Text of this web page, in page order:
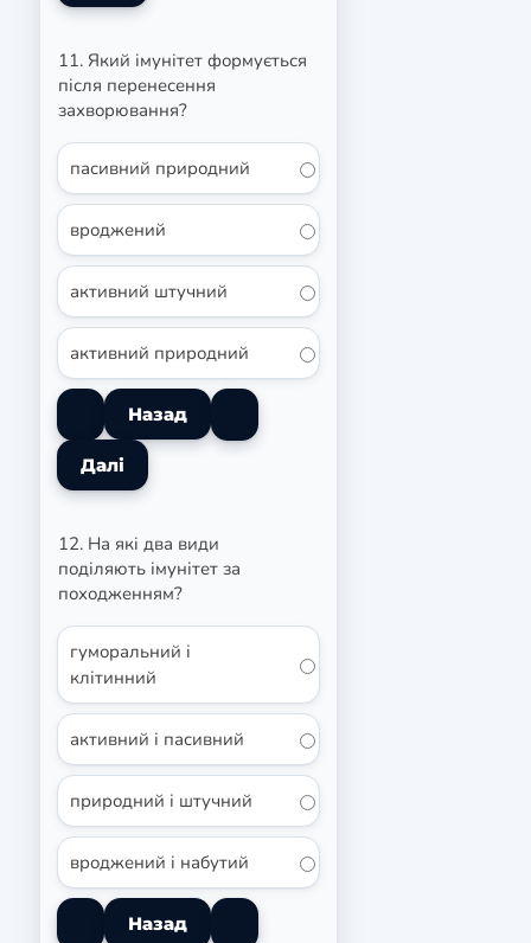
11. Який імунітет формується
після перенесення
захворювання?
пасивний природний
вроджений
активний штучний
активний природний
12. На які два види
поділяють імунітет за
походженням?
гуморальний і
клітинний
активний і пасивний
природний і штучний
вроджений і набутий